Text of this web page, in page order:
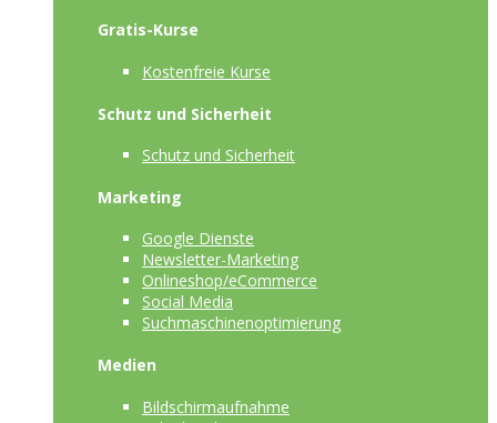
Gratis-Kurse
Kostenfreie Kurse
Schutz und Sicherheit
Schutz und Sicherheit
Marketing
Google Dienste
Newsletter-Marketing
Onlineshop/eCommerce
Social Media
Suchmaschinenoptimierung
Medien
Bildschirmaufnahme